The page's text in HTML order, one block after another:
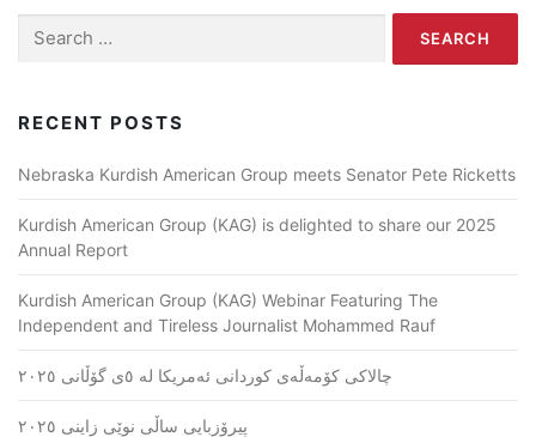
Search for:
RECENT POSTS
Nebraska Kurdish American Group meets Senator Pete Ricketts
Kurdish American Group (KAG) is delighted to share our 2025
Annual Report
Kurdish American Group (KAG) Webinar Featuring The
Independent and Tireless Journalist Mohammed Rauf
چالاکی کۆمەڵەی کوردانی ئەمریکا لە ٥ی گۆڵانی ٢٠٢٥
پیرۆزبایی ساڵی نوێی زاینی ٢٠٢٥